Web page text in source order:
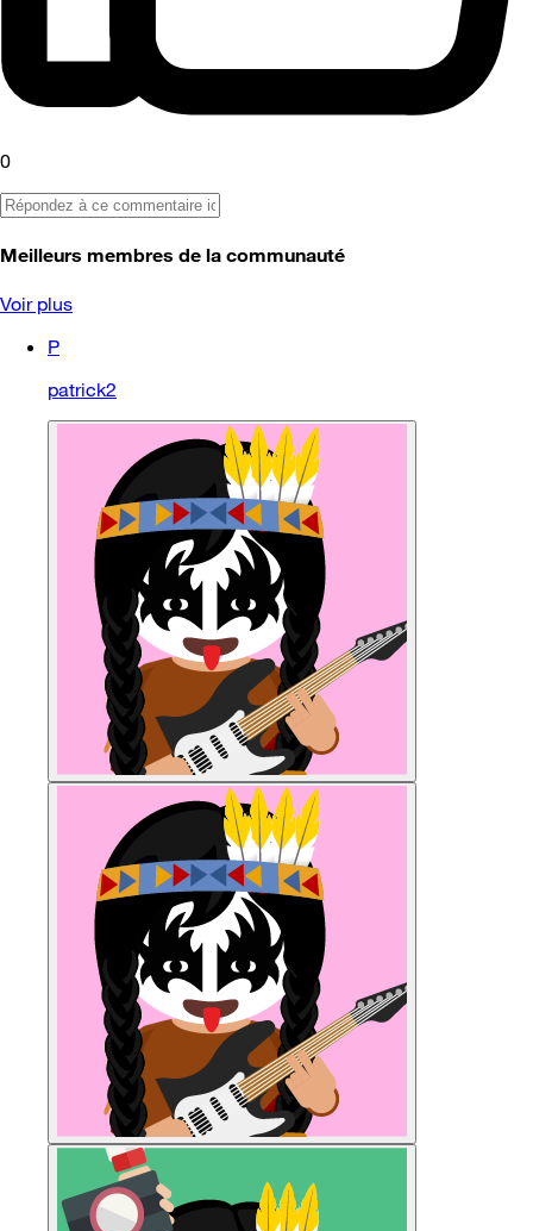
0
Meilleurs membres de la communauté
Voir plus
P
patrick2